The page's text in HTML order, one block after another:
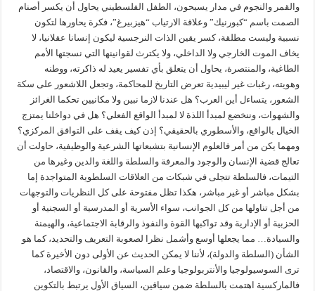
والقمر والنجوم في مدار يسبحون، الطفل الفلسطيني يحاول أن يكسر أصنام
الصمت باسم “كبورنيك” وعلاقة الارتياب “هيزبيرغ”، فكرة يحاورها لتكون
نسبية وليست مطلقة، كسر يقين الذات النرجسية ليكون إنسانا عقلانيا، لا
يخاف الموت الخارجي ولا الداخلي، ولا يكترث لقوانينها التي نسجتها الأمم
الطاغية، والمنتصرة، يحاول أن يتعلق بأي تفسير يعيد له ذاكرته، ووطنه
وهويته، رغبات غير ليبيدية تعرض التاريخ للمحاكمة، وتجعل اللاشعور على سكة
الشعور، يتساءل أين العرب؟ هل عندنا لازما نبين ولا مكانيين تحكما الغرائز
والشهوات، وننخضع لمبدأ اللذة لا لمبدأ الواقع الفعلي؟ هل في دواخلنا يمتزج
الخيال بالواقع، والأسطوري بالحقيقي؟ إذن كيف يقف على التوافق المركزي؟
ومهما يكن من أمر فالعلوم الإنسانية بتشبعاتها الشرعية والوظيفية، حاولت أن
تعالج قضية الإنسان والوجود والمعرفة والسلطة واللغة والدين وغيرها من
التيمات، فالسلطة تتجلى في شبكات من العلاقات السلطوية المتواجدة إما
بشكل مباشر أو غير مباشر، هكذا تظل مفتوحة على كل النظريات والتوجهات
من أجل تناولها من كل الجوانب، سواء الأسرية أو المدرسية أو السجنية أو
الحزبية أو الإدارية وقد تواكبها القوة والنفوذ والرقابة الاجتماعية، والهيمنة
والسيادة… مما يجعلها أوسع وأشمل نظرا لصعوبة التعريف والتحديد، كما هو
الشأن (السلطة والدولة)، لأننا لا يمكن الحديث عن الأولى دون الأخيرة كما
ترى السوسيولوجيا والأنتربولوجيا وعلم السياسة، والقانون، والاقتصاد،
فالماركسية اهتمت بالسلطة ضمن سياقين، السياق الأول يرتبط بالتكوين